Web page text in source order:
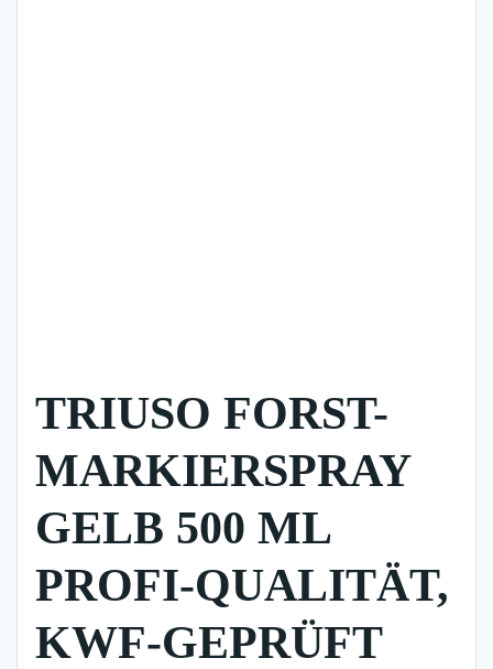
TRIUSO FORST-
MARKIERSPRAY
GELB 500 ML
PROFI-QUALITÄT,
KWF-GEPRÜFT